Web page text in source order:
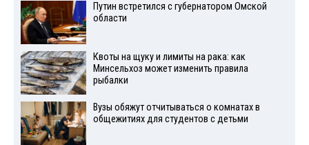
Путин встретился с губернатором Омской
области
Квоты на щуку и лимиты на рака: как
Минсельхоз может изменить правила
рыбалки
Вузы обяжут отчитываться о комнатах в
общежитиях для студентов с детьми